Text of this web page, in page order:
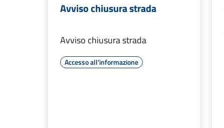
Avviso chiusura strada
Avviso chiusura strada
Accesso all'informazione